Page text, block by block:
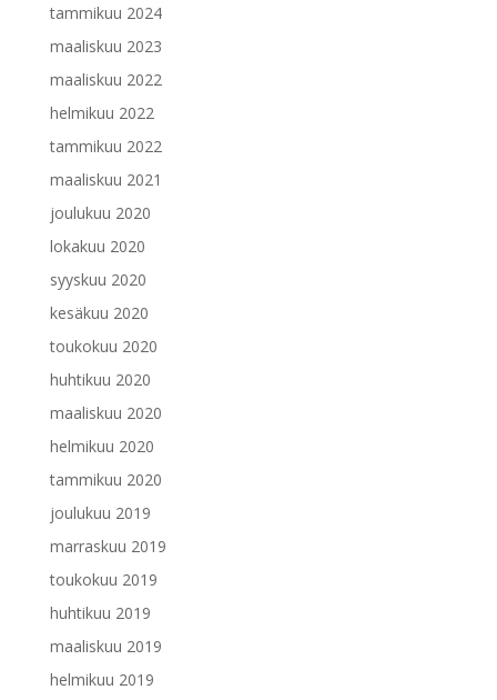
tammikuu 2024
maaliskuu 2023
maaliskuu 2022
helmikuu 2022
tammikuu 2022
maaliskuu 2021
joulukuu 2020
lokakuu 2020
syyskuu 2020
kesäkuu 2020
toukokuu 2020
huhtikuu 2020
maaliskuu 2020
helmikuu 2020
tammikuu 2020
joulukuu 2019
marraskuu 2019
toukokuu 2019
huhtikuu 2019
maaliskuu 2019
helmikuu 2019